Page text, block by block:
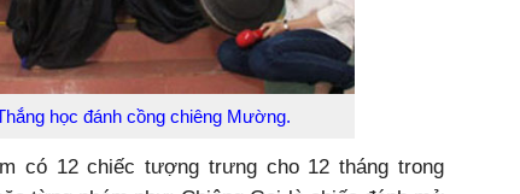
học đánh cồng chiêng Mường.
có 12 chiếc tượng trưng cho 12 tháng trong